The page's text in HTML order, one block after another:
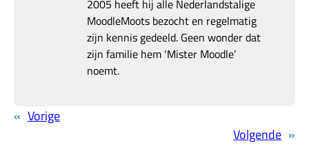
2005 heeft hij alle Nederlandstalige
MoodleMoots bezocht en regelmatig
zijn kennis gedeeld. Geen wonder dat
zijn familie hem ‘Mister Moodle’
noemt.
« Vorige
Volgende »